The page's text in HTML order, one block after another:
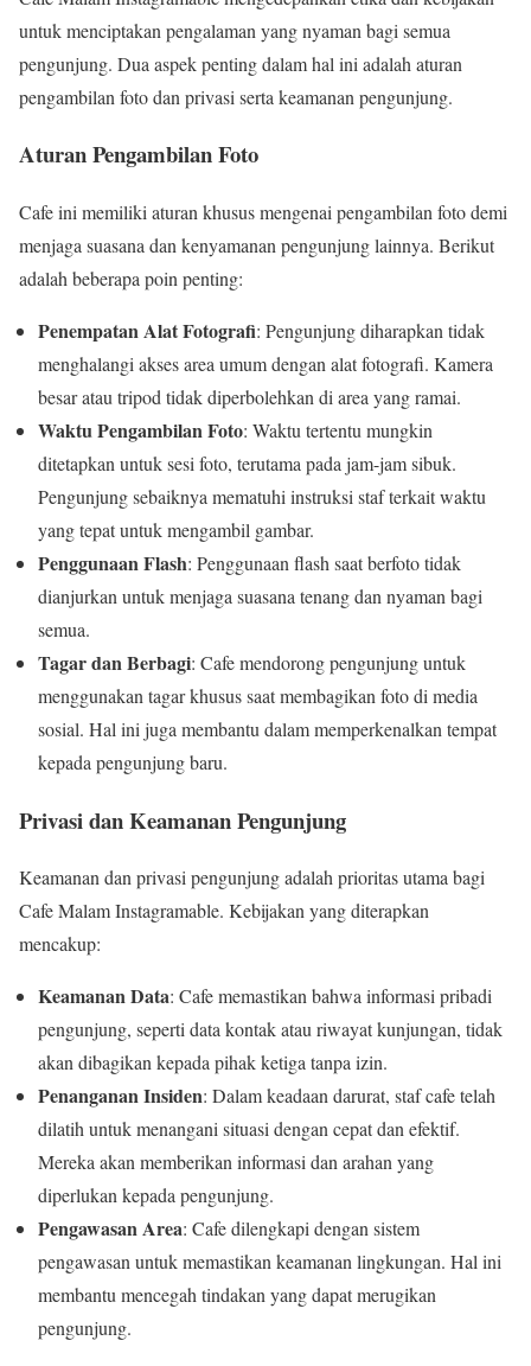
untuk menciptakan pengalaman yang nyaman bagi semua
pengunjung. Dua aspek penting dalam hal ini adalah aturan
pengambilan foto dan privasi serta keamanan pengunjung.
Aturan Pengambilan Foto
Cafe ini memiliki aturan khusus mengenai pengambilan foto demi
menjaga suasana dan kenyamanan pengunjung lainnya. Berikut
adalah beberapa poin penting:
Penempatan Alat Fotografi: Pengunjung diharapkan tidak
menghalangi akses area umum dengan alat fotografi. Kamera
besar atau tripod tidak diperbolehkan di area yang ramai.
Waktu Pengambilan Foto: Waktu tertentu mungkin
ditetapkan untuk sesi foto, terutama pada jam-jam sibuk.
Pengunjung sebaiknya mematuhi instruksi staf terkait waktu
yang tepat untuk mengambil gambar.
Penggunaan Flash: Penggunaan flash saat berfoto tidak
dianjurkan untuk menjaga suasana tenang dan nyaman bagi
semua.
Tagar dan Berbagi: Cafe mendorong pengunjung untuk
menggunakan tagar khusus saat membagikan foto di media
sosial. Hal ini juga membantu dalam memperkenalkan tempat
kepada pengunjung baru.
Privasi dan Keamanan Pengunjung
Keamanan dan privasi pengunjung adalah prioritas utama bagi
Cafe Malam Instagramable. Kebijakan yang diterapkan
mencakup:
Keamanan Data: Cafe memastikan bahwa informasi pribadi
pengunjung, seperti data kontak atau riwayat kunjungan, tidak
akan dibagikan kepada pihak ketiga tanpa izin.
Penanganan Insiden: Dalam keadaan darurat, staf cafe telah
dilatih untuk menangani situasi dengan cepat dan efektif.
Mereka akan memberikan informasi dan arahan yang
diperlukan kepada pengunjung.
Pengawasan Area: Cafe dilengkapi dengan sistem
pengawasan untuk memastikan keamanan lingkungan. Hal ini
membantu mencegah tindakan yang dapat merugikan
pengunjung.